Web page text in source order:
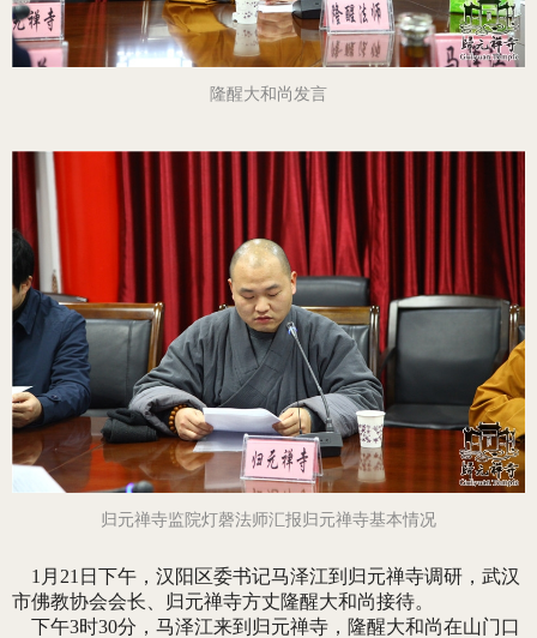
隆醒大和尚发言
归元禅寺监院灯磬法师汇报归元禅寺基本情况
1月21日下午，汉阳区委书记马泽江到归元禅寺调研，武汉
市佛教协会会长、归元禅寺方丈隆醒大和尚接待。
下午3时30分，马泽江来到归元禅寺，隆醒大和尚在山门口